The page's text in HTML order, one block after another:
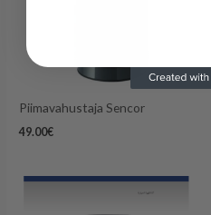
Piimavahustaja Sencor
49.00€